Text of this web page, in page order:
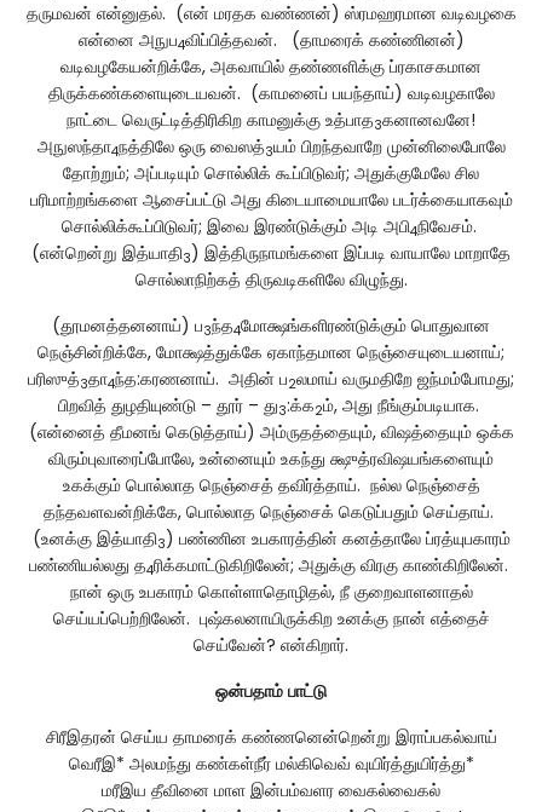
தருமவன் என்னுதல். (என் மரதக வண்ணன்) ஸ்ரமஹரமான வடிவழகை
என்னை அநுப4விப்பித்தவன். (தாமரைக் கண்ணினன்)
வடிவழகேயன்றிக்கே, அகவாயில் தண்ணளிக்கு ப்ரகாசகமான
திருக்கண்களையுடையவன். (காமனைப் பயந்தாய்) வடிவழகாலே
நாட்டை வெருட்டித்திரிகிற காமனுக்கு உத்பாத3கனானவனே!
அநுஸந்தா4நத்திலே ஒரு வைஸத்3யம் பிறந்தவாறே முன்னிலைபோலே
தோற்றும்; அப்படியும் சொல்லிக் கூப்பிடுவர்; அதுக்குமேலே சில
பரிமாற்றங்களை ஆசைப்பட்டு அது கிடையாமையாலே படர்க்கையாகவும்
சொல்லிக்கூப்பிடுவர்; இவை இரண்டுக்கும் அடி அபி4நிவேசம்.
(என்றென்று இத்யாதி3) இத்திருநாமங்களை இப்படி வாயாலே மாறாதே
சொல்லாநிற்கத் திருவடிகளிலே விழுந்து.
(தூமனத்தனனாய்) ப3ந்த4மோக்ஷங்களிரண்டுக்கும் பொதுவான
நெஞ்சின்றிக்கே, மோக்ஷத்துக்கே ஏகாந்தமான நெஞ்சையுடையனாய்;
பரிஸுத்3தா4ந்த:கரணனாய். அதின் ப2லமாய் வருமதிறே ஜந்மம்போமது;
பிறவித் துழதியுண்டு – தூர் – து3:க்க2ம், அது நீங்கும்படியாக.
(என்னைத் தீமனங் கெடுத்தாய்) அம்ருதத்தையும், விஷத்தையும் ஒக்க
விரும்புவாரைப்போலே, உன்னையும் உகந்து க்ஷுத்ரவிஷயங்களையும்
உகக்கும் பொல்லாத நெஞ்சைத் தவிர்த்தாய். நல்ல நெஞ்சைத்
தந்தவளவன்றிக்கே, பொல்லாத நெஞ்சைக் கெடுப்பதும் செய்தாய்.
(உனக்கு இத்யாதி3) பண்ணின உபகாரத்தின் கனத்தாலே ப்ரத்யுபகாரம்
பண்ணியல்லது த4ரிக்கமாட்டுகிறிலேன்; அதுக்கு விரகு காண்கிறிலேன்.
நான் ஒரு உபகாரம் கொள்ளாதொழிதல், நீ குறைவாளனாதல்
செய்யப்பெற்றிலேன். புஷ்கலனாயிருக்கிற உனக்கு நான் எத்தைச்
செய்வேன்? என்கிறார்.
ஒன்பதாம் பாட்டு
சிரீஇதரன் செய்ய தாமரைக் கண்ணனென்றென்று இராப்பகல்வாய்
வெரீஇ* அலமந்து கண்கள்நீர் மல்கிவெவ் வுயிர்த்துயிர்த்து*
மரீஇய தீவினை மாள இன்பம்வளர வைகல்வைகல்